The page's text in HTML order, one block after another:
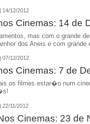
14/12/2012
Cinemas: 14 de
mas com o grande
dos Aneis e com grande
07/12/2012
Cinemas: 7 de
os filmes estar�o num
22/11/2012
Cinemas: 23 de